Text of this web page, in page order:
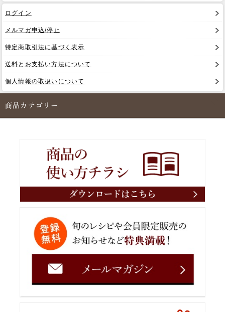
ログイン
メルマガ申込/停止
特定商取引法に基づく表示
送料とお支払い方法について
個人情報の取扱いについて
商品カテゴリー